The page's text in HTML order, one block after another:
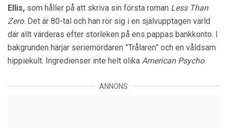
Ellis, som håller på att skriva sin första roman Less Than
Zero. Det är 80-tal och han rör sig i en självupptagen värld
där allt värderas efter storleken på ens pappas bankkonto. I
bakgrunden härjar seriemördaren ”Trålaren” och en våldsam
hippiekult. Ingredienser inte helt olika American Psycho.
ANNONS